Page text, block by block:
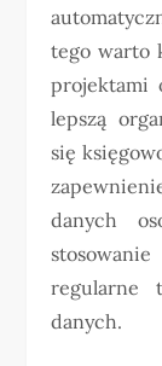
tego warto
projektami
lepszą
się
danych
regularne
danych.